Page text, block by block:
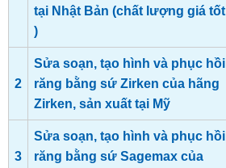
tại Nhật Bản (chất lượng giá tốt
)
2
Sửa soạn, tạo hình và phục hồi
răng bằng sứ Zirken của hãng
Zirken, sản xuất tại Mỹ
3
Sửa soạn, tạo hình và phục hồi
răng bằng sứ Sagemax của